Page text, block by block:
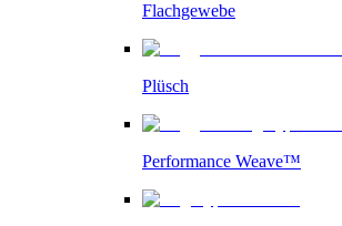
Flachgewebe
Plüsch
Performance Weave™